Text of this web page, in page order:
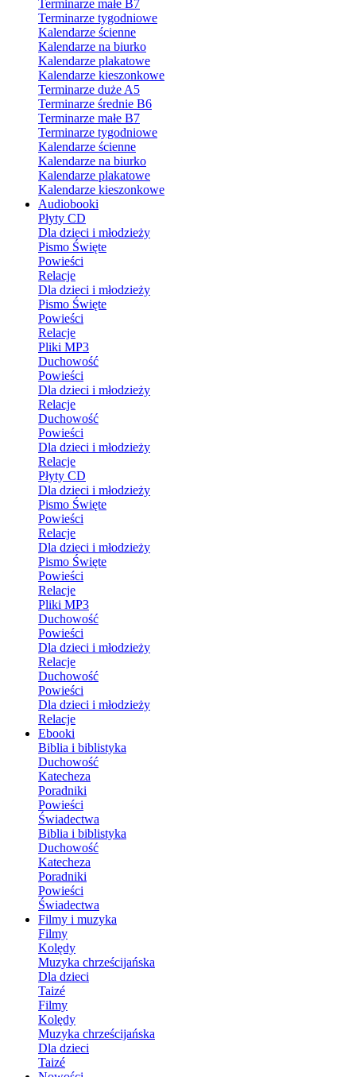
Terminarze małe B7
Terminarze tygodniowe
Kalendarze ścienne
Kalendarze na biurko
Kalendarze plakatowe
Kalendarze kieszonkowe
Terminarze duże A5
Terminarze średnie B6
Terminarze małe B7
Terminarze tygodniowe
Kalendarze ścienne
Kalendarze na biurko
Kalendarze plakatowe
Kalendarze kieszonkowe
Audiobooki
Płyty CD
Dla dzieci i młodzieży
Pismo Święte
Powieści
Relacje
Dla dzieci i młodzieży
Pismo Święte
Powieści
Relacje
Pliki MP3
Duchowość
Powieści
Dla dzieci i młodzieży
Relacje
Duchowość
Powieści
Dla dzieci i młodzieży
Relacje
Płyty CD
Dla dzieci i młodzieży
Pismo Święte
Powieści
Relacje
Dla dzieci i młodzieży
Pismo Święte
Powieści
Relacje
Pliki MP3
Duchowość
Powieści
Dla dzieci i młodzieży
Relacje
Duchowość
Powieści
Dla dzieci i młodzieży
Relacje
Ebooki
Biblia i biblistyka
Duchowość
Katecheza
Poradniki
Powieści
Świadectwa
Biblia i biblistyka
Duchowość
Katecheza
Poradniki
Powieści
Świadectwa
Filmy i muzyka
Filmy
Kolędy
Muzyka chrześcijańska
Dla dzieci
Taizé
Filmy
Kolędy
Muzyka chrześcijańska
Dla dzieci
Taizé